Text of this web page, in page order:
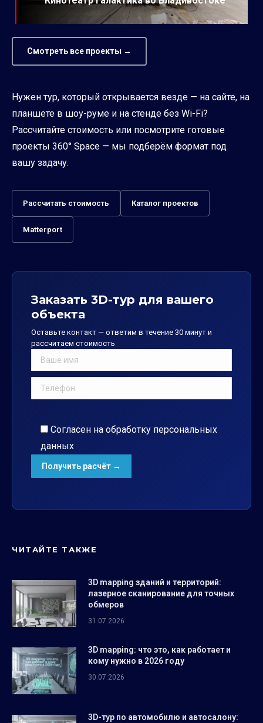
Смотреть все проекты →
Нужен тур, который открывается везде — на сайте, на
планшете в шоу-руме и на стенде без Wi-Fi?
Рассчитайте стоимость или посмотрите готовые
проекты 360° Space — мы подберём формат под
вашу задачу.
Рассчитать стоимость Каталог проектов
Matterport
Заказать 3D-тур для вашего
объекта
Оставьте контакт — ответим в течение 30 минут и
рассчитаем стоимость
Согласен на обработку персональных
данных
ЧИТАЙТЕ ТАКЖЕ
3D mapping зданий и территорий:
лазерное сканирование для точных
обмеров
31.07.2026
3D mapping: что это, как работает и
кому нужно в 2026 году
30.07.2026
3D-тур по автомобилю и автосалону: